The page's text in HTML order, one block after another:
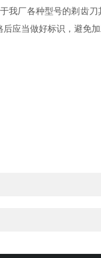
我厂各种型号的剃齿
应当做好标识，避免